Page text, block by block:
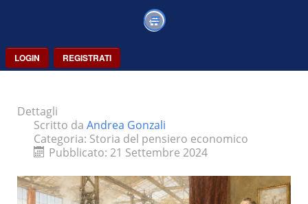
LOGIN REGISTRATI
Dettagli
Scritto da Andrea Gonzali
Categoria: Storia del pensiero economico
Pubblicato: 21 Settembre 2024